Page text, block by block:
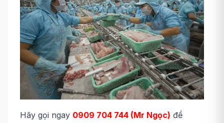
Hãy gọi ngay 0909 704 744 (Mr Ngọc) để